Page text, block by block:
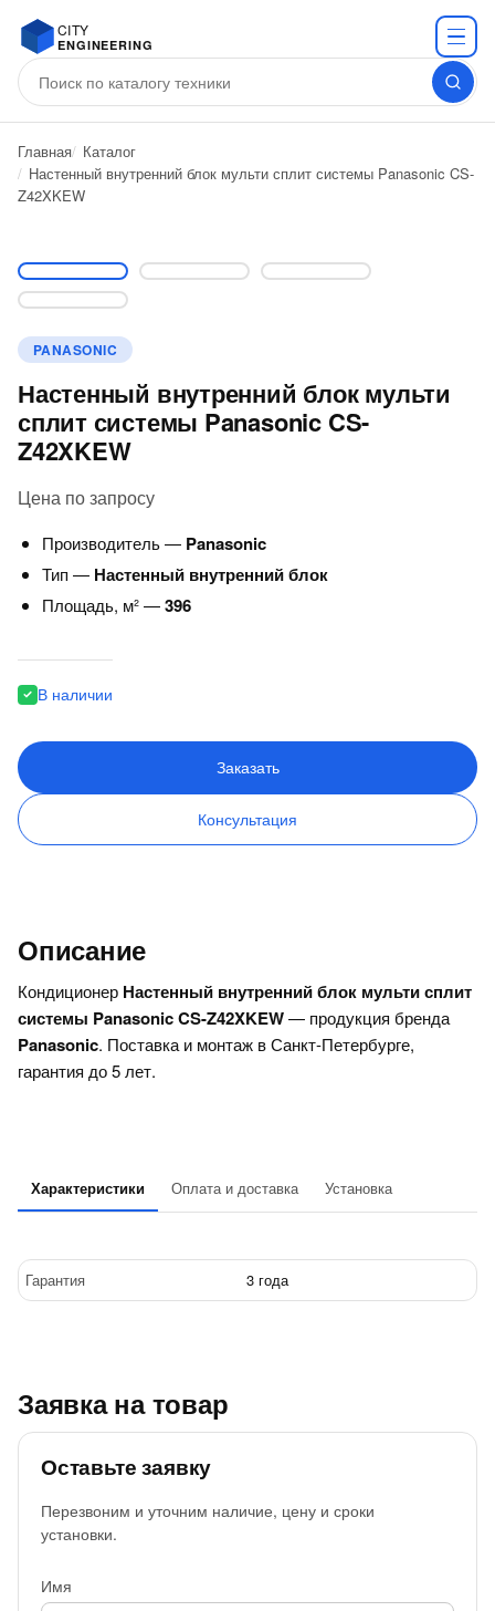
CITY
ENGINEERING
Главная Каталог
Настенный внутренний блок мульти сплит системы Panasonic CS-
Z42XKEW
PANASONIC
Настенный внутренний блок мульти
сплит системы Panasonic CS-
Z42XKEW
Цена по запросу
Производитель — Panasonic
Тип — Настенный внутренний блок
Площадь, м² —396
В наличии
Заказать
Консультация
Описание
Кондиционер Настенный внутренний блок мульти сплит
системы Panasonic CS-Z42XKEW— продукция бренда
Panasonic. Поставка и монтаж в Санкт-Петербурге,
гарантия до 5 лет.
Характеристики Оплата и доставка Установка
Гарантия 3 года
Заявка на товар
Оставьте заявку
Перезвоним и уточним наличие, цену и сроки
установки.
Имя